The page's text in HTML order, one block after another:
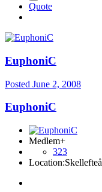
Quote
EuphoniC
Posted June 2, 2008
EuphoniC
Medlem+
323
Location:Skellefteå